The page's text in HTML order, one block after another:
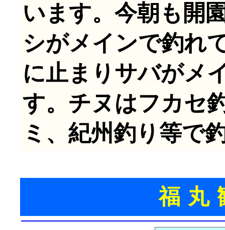
います。今朝も開
シがメインで釣れ
に止まりサバがメ
す。チヌはフカセ
ミ、紀州釣り等で
福丸